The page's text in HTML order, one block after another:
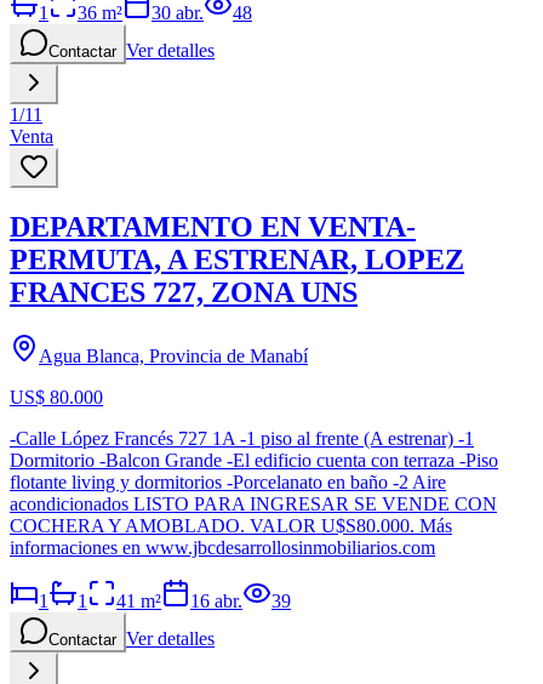
1 36 m² 30 abr. 48
Contactar Ver detalles
1/11
Venta
DEPARTAMENTO EN VENTA-
PERMUTA, A ESTRENAR, LOPEZ
FRANCES 727, ZONA UNS
Agua Blanca, Provincia de Manabí
US$ 80.000
-Calle López Francés 727 1A -1 piso al frente (A estrenar) -1
Dormitorio -Balcon Grande -El edificio cuenta con terraza -Piso
flotante living y dormitorios -Porcelanato en baño -2 Aire
acondicionados LISTO PARA INGRESAR SE VENDE CON
COCHERA Y AMOBLADO. VALOR U$S80.000. Más
informaciones en www.jbcdesarrollosinmobiliarios.com
1 1 41 m² 16 abr. 39
Contactar Ver detalles